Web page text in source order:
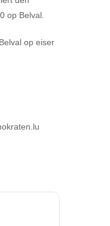
op Belval.
op eiser